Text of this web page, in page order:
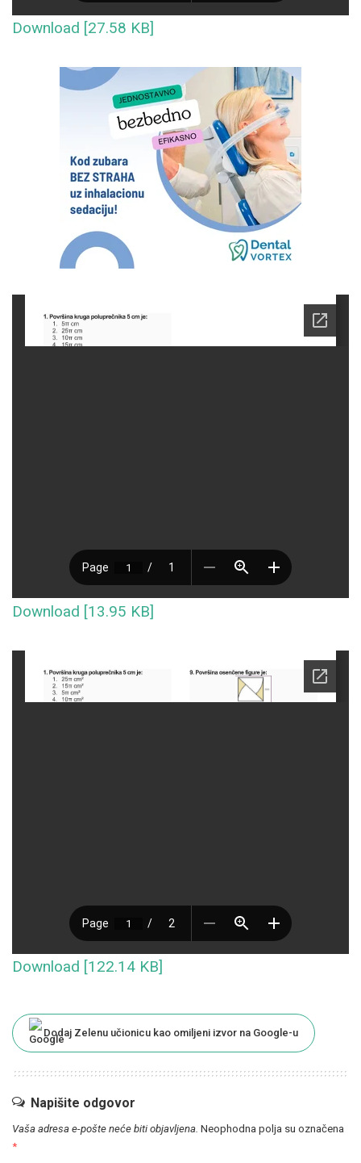
Download [27.58 KB]
Download [13.95 KB]
Download [122.14 KB]
Dodaj Zelenu učionicu kao omiljeni izvor na Google-u
Napišite odgovor
Vaša adresa e-pošte neće biti objavljena. Neophodna polja su označena
*